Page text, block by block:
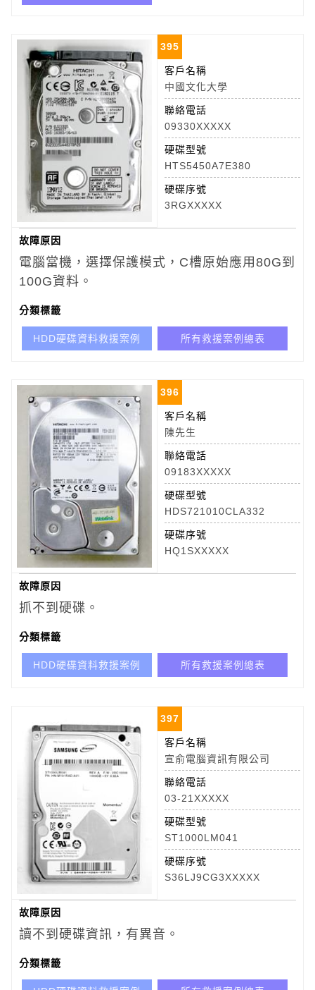
395
客戶名稱
中國文化大學
聯絡電話
09330XXXXX
硬碟型號
HTS5450A7E380
硬碟序號
3RGXXXXX
故障原因
電腦當機，選擇保護模式，C槽原始應用80G到
100G資料。
分類標籤
HDD硬碟資料救援案例 所有救援案例總表
396
客戶名稱
陳先生
聯絡電話
09183XXXXX
硬碟型號
HDS721010CLA332
硬碟序號
HQ1SXXXXX
故障原因
抓不到硬碟。
分類標籤
HDD硬碟資料救援案例 所有救援案例總表
397
客戶名稱
宣俞電腦資訊有限公司
聯絡電話
03-21XXXXX
硬碟型號
ST1000LM041
硬碟序號
S36LJ9CG3XXXXX
故障原因
讀不到硬碟資訊，有異音。
分類標籤